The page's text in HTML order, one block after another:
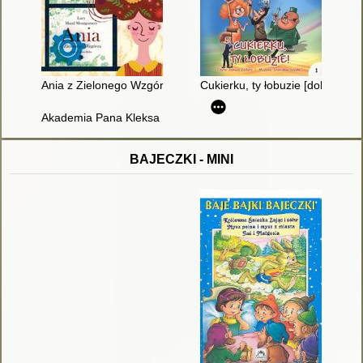
Ania z Zielonego Wzgórza Cukierku, ty łobuzie [dokument
Akademia Pana Kleksa [Dokument dźwiękowy]
BAJECZKI - MINI